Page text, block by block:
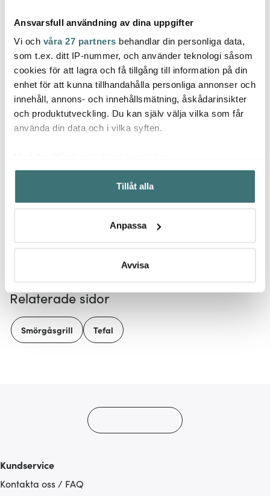
Ansvarsfull användning av dina uppgifter
Vi och våra 27 partners behandlar din personliga data,
som t.ex. ditt IP-nummer, och använder teknologi såsom
cookies för att lagra och få tillgång till information på din
enhet för att kunna tillhandahålla personliga annonser och
innehåll, annons- och innehållsmätning, åskådarinsikter
och produktutveckling. Du kan själv välja vilka som får
använda din data och i vilka syften.
Samla in information om din geografiska plats som
kan ha en noggrannhet på upp till flera meter
Identifiera din enhet genom att aktivt skanna den för
Ta reda på mer om hur dina personliga uppgifter
Du kan ändra eller dra tillbaka ditt samtycke när som
Vi använder cookies för att innehållet och annonserna
ska anpassas efter det som vi tror att du tycker om. Det
gör också att vi kan analysera vår trafik och göra
Tillåt alla
Anpassa
Avvisa
Nordicbuddies
Mumin take away
mugg 45 cl Stinky på
flykt grå
187 kr 249 kr
Lékué
Form för att pochera
ägg 2-pack orange
229 kr
Wmf
Låt dig inspireras av våra kunder
Relaterade sidor
Smörgåsgrill Tefal
Kundservice
Kontakta oss / FAQ